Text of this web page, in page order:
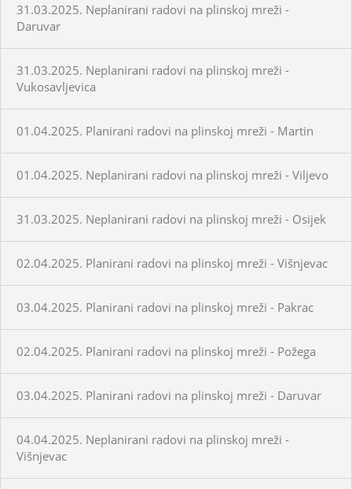
31.03.2025. Neplanirani radovi na plinskoj mreži -
Daruvar
31.03.2025. Neplanirani radovi na plinskoj mreži -
Vukosavljevica
01.04.2025. Planirani radovi na plinskoj mreži - Martin
01.04.2025. Neplanirani radovi na plinskoj mreži - Viljevo
31.03.2025. Neplanirani radovi na plinskoj mreži - Osijek
02.04.2025. Planirani radovi na plinskoj mreži - Višnjevac
03.04.2025. Planirani radovi na plinskoj mreži - Pakrac
02.04.2025. Planirani radovi na plinskoj mreži - Požega
03.04.2025. Planirani radovi na plinskoj mreži - Daruvar
04.04.2025. Neplanirani radovi na plinskoj mreži -
Višnjevac